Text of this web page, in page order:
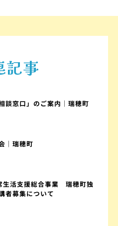
記事
談窓口」のご案内｜瑞穂町
｜瑞穂町
活支援総合事業 瑞穂町独
者募集について